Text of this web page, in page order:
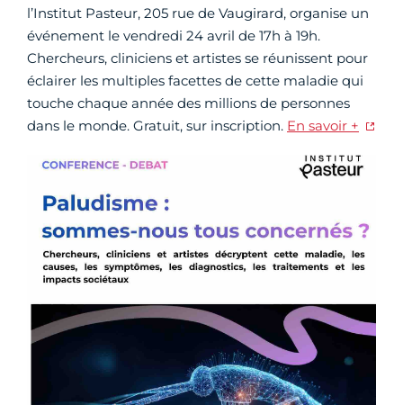
l’Institut Pasteur, 205 rue de Vaugirard, organise un
événement le vendredi 24 avril de 17h à 19h.
Chercheurs, cliniciens et artistes se réunissent pour
éclairer les multiples facettes de cette maladie qui
touche chaque année des millions de personnes
dans le monde. Gratuit, sur inscription. En savoir +